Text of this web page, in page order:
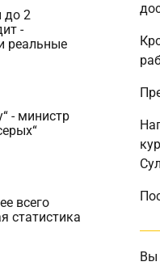
до 2
-
реальные
- министр
всего
статистика
Вы